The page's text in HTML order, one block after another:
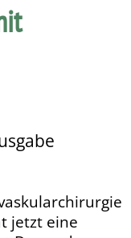
jetzt eine